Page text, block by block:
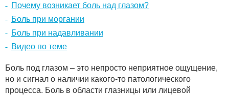
Почему возникает боль над глазом?
Боль при моргании
Боль при надавливании
Видео по теме
Боль под глазом – это непросто неприятное ощущение,
но и сигнал о наличии какого-то патологического
процесса. Боль в области глазницы или лицевой